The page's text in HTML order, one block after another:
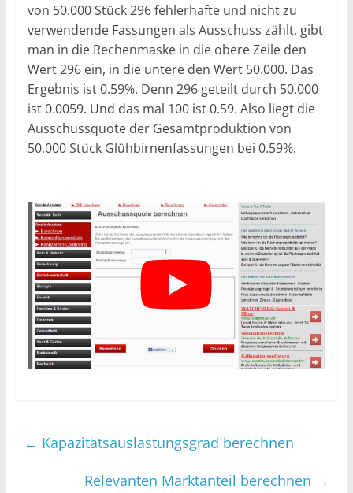
von 50.000 Stück 296 fehlerhafte und nicht zu
verwendende Fassungen als Ausschuss zählt, gibt
man in die Rechenmaske in die obere Zeile den
Wert 296 ein, in die untere den Wert 50.000. Das
Ergebnis ist 0.59%. Denn 296 geteilt durch 50.000
ist 0.0059. Und das mal 100 ist 0.59. Also liegt die
Ausschussquote der Gesamtproduktion von
50.000 Stück Glühbirnenfassungen bei 0.59%.
← Kapazitätsauslastungsgrad berechnen
Relevanten Marktanteil berechnen →